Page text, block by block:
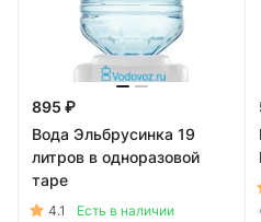
895 ₽
Вода Эльбрусинка 19
литров в одноразовой
таре
4.1
Есть в наличии